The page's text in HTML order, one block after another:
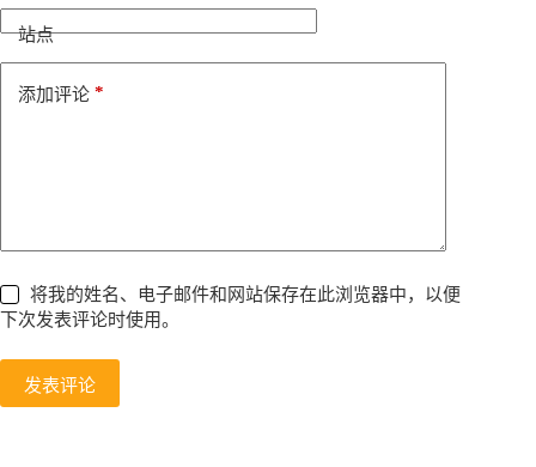
站点
添加评论 *
将我的姓名、电子邮件和网站保存在此浏览器中，以便
下次发表评论时使用。
发表评论
t
i